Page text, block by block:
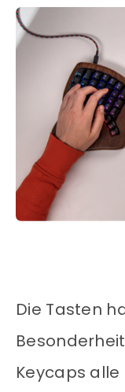
Die Tasten
Keycaps